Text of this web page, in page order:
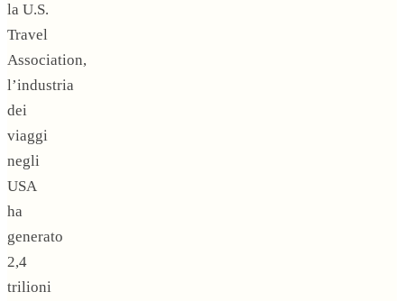
la U.S.
Travel
Association,
l’industria
dei
viaggi
negli
USA
ha
generato
2,4
trilioni